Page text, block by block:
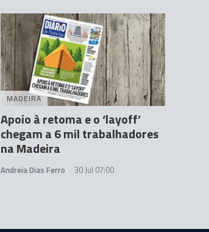
MADEIRA
Apoio à retoma e o ‘layoff’
chegam a 6 mil trabalhadores
na Madeira
Andreia Dias Ferro 30 Jul 07:00